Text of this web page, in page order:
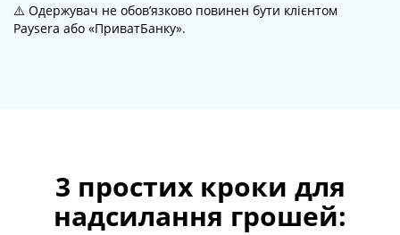
⚠️ Одержувач не обов’язково повинен бути клієнтом
Paysera або «ПриватБанку».
3 простих кроки для
надсилання грошей: